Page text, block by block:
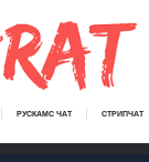
РУСКАМС ЧАТ СТРИПЧАТ